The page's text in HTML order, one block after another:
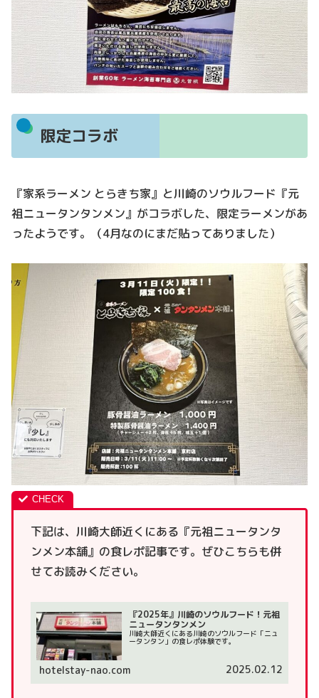
限定コラボ
『家系ラーメン とらきち家』と川崎のソウルフード『元
祖ニュータンタンメン』がコラボした、限定ラーメンがあ
ったようです。（4月なのにまだ貼ってありました）
下記は、川崎大師近くにある『元祖ニュータンタ
ンメン本舗』の食レポ記事です。ぜひこちらも併
せてお読みください。
『2025年』川崎のソウルフード！元祖
ニュータンタンメン
川崎大師近くにある川崎のソウルフード「ニュ
ータンタン」の食レポ体験です。
hotelstay-nao.com 2025.02.12